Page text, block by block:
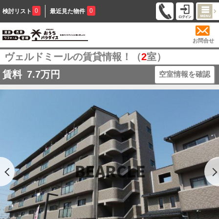
検討リスト 0 最近見た物件 0
お問合せ
ヴェルドミールの賃貸情報！（2室）
賃料 7.7万円 空室情報を確認